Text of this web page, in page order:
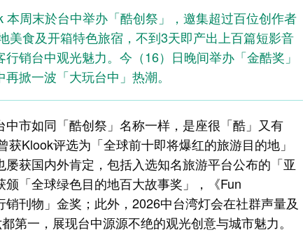
周末於台中举办「酷创祭」，邀集超过百位创作者
美食及开箱特色旅宿，不到3天即产出上百篇短影音
销台中观光魅力。今（16）日晚间举办「金酷奖」
掀一波「大玩台中」热潮。
市如同「酷创祭」名称一样，是座很「酷」又有
获Klook评选为「全球前十即将爆红的旅游目的地」
获国内外肯定，包括入选知名旅游平台公布的「亚
「全球绿色目的地百大故事奖」，《Fun
刊物」金奖；此外，2026中台湾灯会在社群声量及
第一，展现台中源源不绝的观光创意与城市魅力。